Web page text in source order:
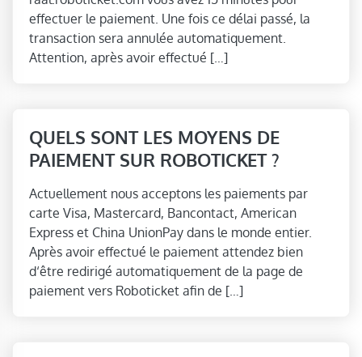
effectuer le paiement. Une fois ce délai passé, la
transaction sera annulée automatiquement.
Attention, après avoir effectué […]
QUELS SONT LES MOYENS DE
PAIEMENT SUR ROBOTICKET ?
Actuellement nous acceptons les paiements par
carte Visa, Mastercard, Bancontact, American
Express et China UnionPay dans le monde entier.
Après avoir effectué le paiement attendez bien
d‘être redirigé automatiquement de la page de
paiement vers Roboticket afin de […]